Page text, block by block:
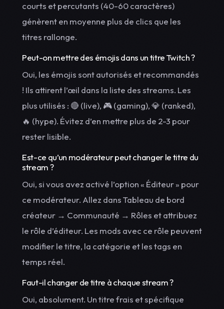
courts et percutants (40-60 caractères)
génèrent en moyenne plus de clics que les
titres rallonge.
Peut-on mettre des émojis dans un titre Twitch ?
Oui, les émojis sont autorisés et recommandés
! Ils attirent l’œil dans la liste des streams. Les
plus utilisés : 🔴 (live), 🎮 (gaming), 💎 (ranked),
🔥 (hype). Évitez d’en mettre plus de 2-3 pour
rester lisible.
Est-ce qu’un modérateur peut changer le titre du
stream ?
Oui, si vous avez activé l’option « Éditeur » pour
ce modérateur. Allez dans Tableau de bord
créateur → Communauté → Rôles et attribuez
le rôle d’éditeur. Les mods avec ce rôle peuvent
modifier le titre, la catégorie et les tags en
temps réel.
Faut-il changer de titre à chaque stream ?
Oui, absolument. Un titre frais et spécifique